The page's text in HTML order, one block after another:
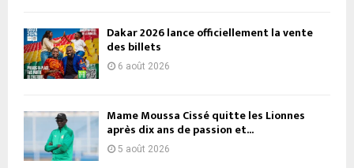
Dakar 2026 lance officiellement la vente
des billets
6 août 2026
Mame Moussa Cissé quitte les Lionnes
après dix ans de passion et...
5 août 2026